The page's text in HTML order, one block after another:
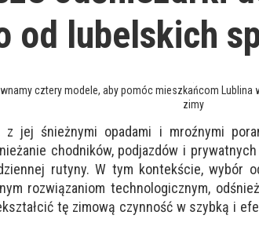
od lubelskich
cztery modele, aby pomóc mieszkańcom
zimy
z jej śnieżnymi opadami i mroźnymi
chodników, podjazdów i
rutyny. W tym kontekście, wybór
rozwiązaniom technologicznym,
tę zimową czynność w szybką i